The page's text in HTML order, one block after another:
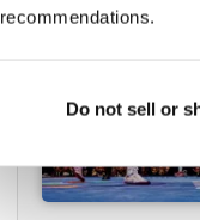
recommendations.
Do not sell or